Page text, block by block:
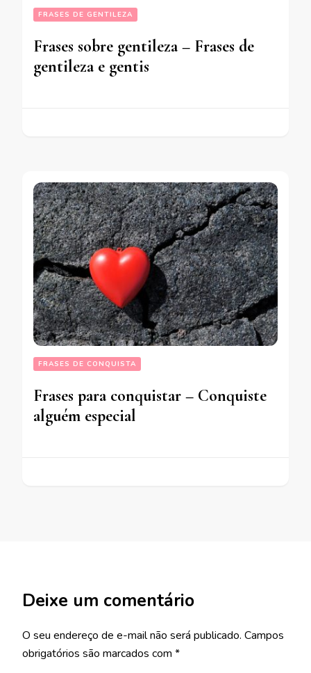
FRASES DE GENTILEZA
Frases sobre gentileza – Frases de
gentileza e gentis
FRASES DE CONQUISTA
Frases para conquistar – Conquiste
alguém especial
Deixe um comentário
O seu endereço de e-mail não será publicado. Campos
obrigatórios são marcados com *